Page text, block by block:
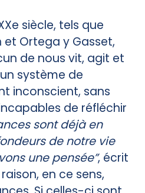
siècle, tels que
Ortega y Gasset,
de nous vit, agit et
système de
inconscient, sans
de réfléchir
sont déjà en
de notre vie
une pensée”, écrit
en ce sens,